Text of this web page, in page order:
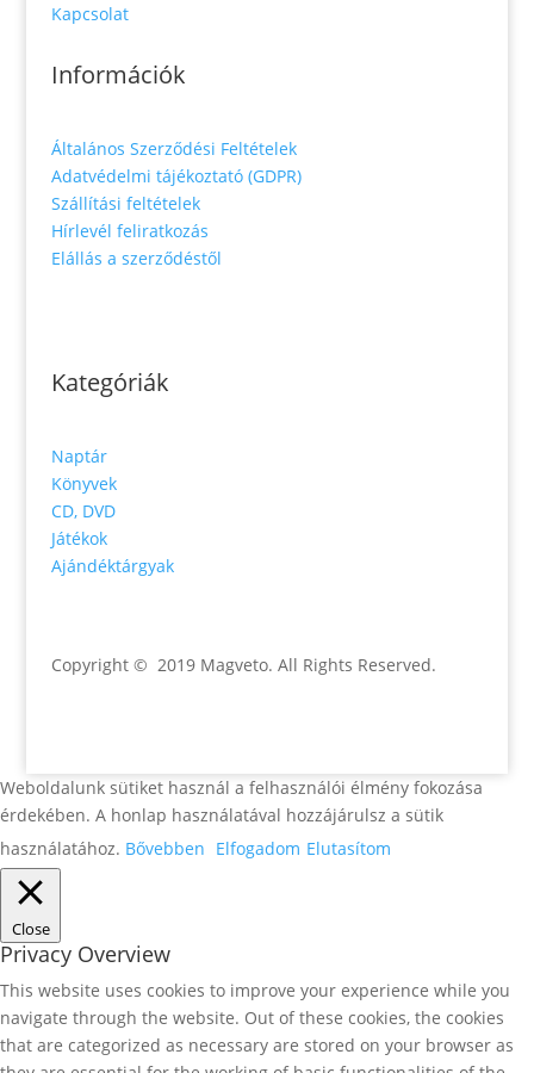
Kapcsolat
Információk
Általános Szerződési Feltételek
Adatvédelmi tájékoztató (GDPR)
Szállítási feltételek
Hírlevél feliratkozás
Elállás a szerződéstől
Kategóriák
Naptár
Könyvek
CD, DVD
Játékok
Ajándéktárgyak
Copyright © 2019 Magveto. All Rights Reserved.
Weboldalunk sütiket használ a felhasználói élmény fokozása
érdekében. A honlap használatával hozzájárulsz a sütik
használatához. Bővebben Elfogadom Elutasítom
Close
Privacy Overview
This website uses cookies to improve your experience while you
navigate through the website. Out of these cookies, the cookies
that are categorized as necessary are stored on your browser as